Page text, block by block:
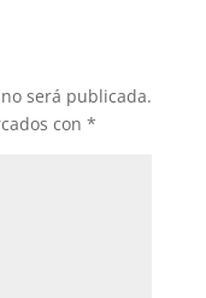
será publicada.
con *